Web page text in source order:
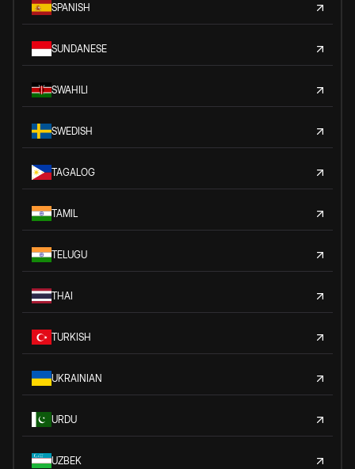
SPANISH
SUNDANESE
SWAHILI
SWEDISH
TAGALOG
TAMIL
TELUGU
THAI
TURKISH
UKRAINIAN
URDU
UZBEK